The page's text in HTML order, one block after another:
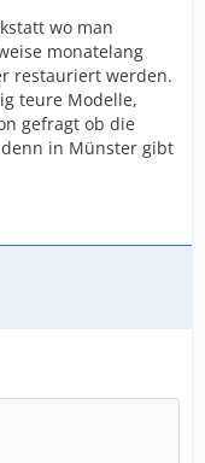
wo man
monatelang
restauriert werden.
teure Modelle,
gefragt ob die
in Münster gibt